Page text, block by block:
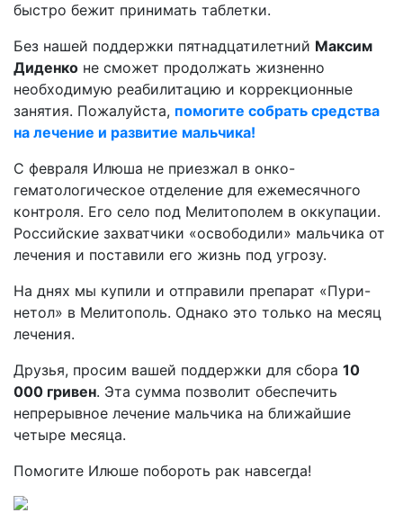
быстро бежит принимать таблетки.
Без нашей поддержки пятнадцатилетний Максим
Диденко не сможет продолжать жизненно
необходимую реабилитацию и коррекционные
занятия. Пожалуйста, помогите собрать средства
на лечение и развитие мальчика!
С февраля Илюша не приезжал в онко-
гематологическое отделение для ежемесячного
контроля. Его село под Мелитополем в оккупации.
Российские захватчики «освободили» мальчика от
лечения и поставили его жизнь под угрозу.
На днях мы купили и отправили препарат «Пури-
нетол» в Мелитополь. Однако это только на месяц
лечения.
Друзья, просим вашей поддержки для сбора 10
000 гривен. Эта сумма позволит обеспечить
непрерывное лечение мальчика на ближайшие
четыре месяца.
Помогите Илюше побороть рак навсегда!